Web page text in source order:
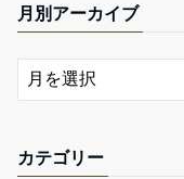
月別アーカイブ
カテゴリー